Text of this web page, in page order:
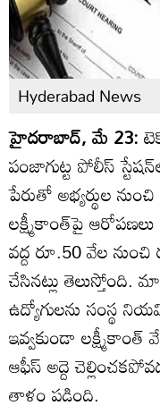
Hyderabad News
హైదరాబాద్, మే 23:
పంజాగుట్ట పోలీస్
పేరుతో అభ్యర్థుల
లక్ష్మీకాంత్‌పై
వద్ద రూ.50 వేల నుంచి
చేసినట్లు
ఉద్యోగులను సంస్థ
ఇవ్వకుండా లక్ష్మీకాంత్
ఆఫీస్ అద్దె
తాళం పడింది.